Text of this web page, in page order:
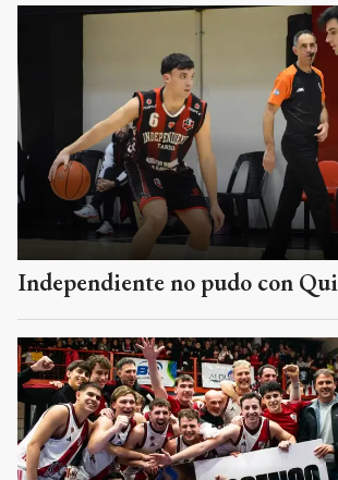
Independiente no pudo con